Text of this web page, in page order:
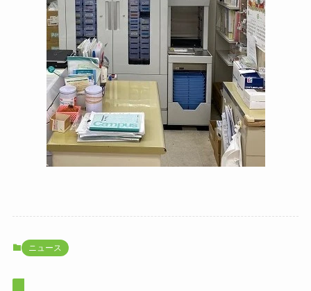
ニュース